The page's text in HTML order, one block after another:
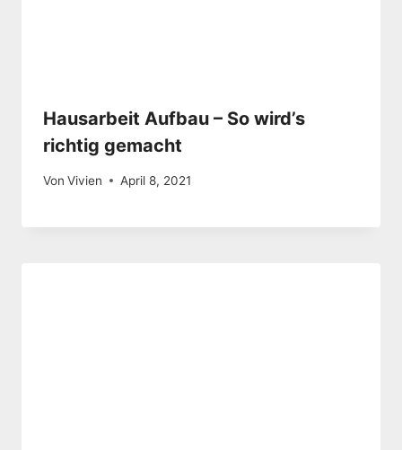
Hausarbeit Aufbau – So wird’s
richtig gemacht
Von Vivien April 8, 2021